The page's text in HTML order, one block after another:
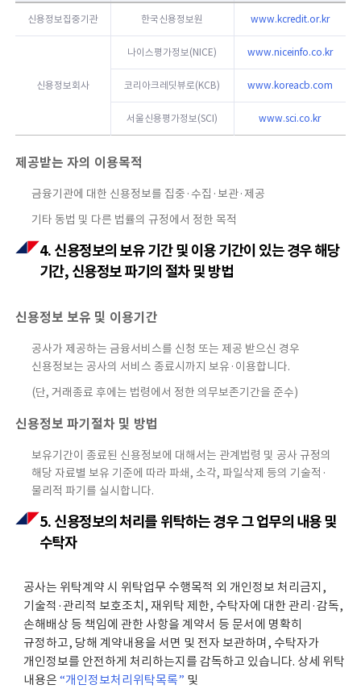
신용정보집중기관 한국신용정보원 www.kcredit.or.kr
신용정보회사
나이스평가정보(NICE) www.niceinfo.co.kr
코리아크레딧뷰로(KCB) www.koreacb.com
서울신용평가정보(SCI) www.sci.co.kr
제공받는 자의 이용목적
금융기관에 대한 신용정보를 집중·수집·보관·제공
기타 동법 및 다른 법률의 규정에서 정한 목적
4. 신용정보의 보유 기간 및 이용 기간이 있는 경우 해당
기간, 신용정보 파기의 절차 및 방법
신용정보 보유 및 이용기간
공사가 제공하는 금융서비스를 신청 또는 제공 받으신 경우
신용정보는 공사의 서비스 종료시까지 보유·이용합니다.
(단, 거래종료 후에는 법령에서 정한 의무보존기간을 준수)
신용정보 파기절차 및 방법
보유기간이 종료된 신용정보에 대해서는 관계법령 및 공사 규정의
해당 자료별 보유 기준에 따라 파쇄, 소각, 파일삭제 등의 기술적·
물리적 파기를 실시합니다.
5. 신용정보의 처리를 위탁하는 경우 그 업무의 내용 및
수탁자
공사는 위탁계약 시 위탁업무 수행목적 외 개인정보 처리금지,
기술적·관리적 보호조치, 재위탁 제한, 수탁자에 대한 관리·감독,
손해배상 등 책임에 관한 사항을 계약서 등 문서에 명확히
규정하고, 당해 계약내용을 서면 및 전자 보관하며, 수탁자가
개인정보를 안전하게 처리하는지를 감독하고 있습니다. 상세 위탁
내용은 “개인정보처리위탁목록” 및